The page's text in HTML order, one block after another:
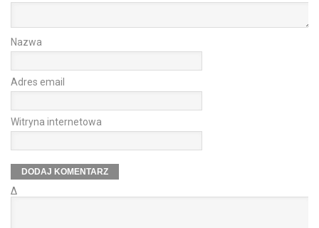
Nazwa
Adres email
Witryna internetowa
Δ